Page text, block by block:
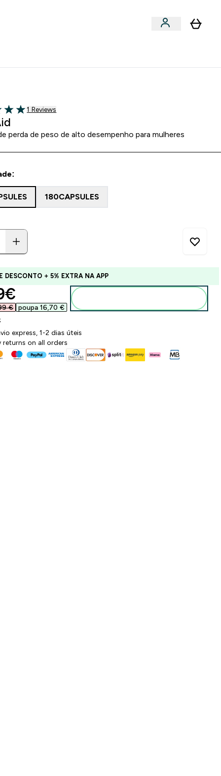
stars
1 customer reviews
1 Reviews
perda de peso de alto desempenho para mulheres
180CAPSULES
DESCONTO + 5% EXTRA NA APP
price
€‎ poupa 16,70 €‎
express, 1-2 dias úteis
returns on all orders